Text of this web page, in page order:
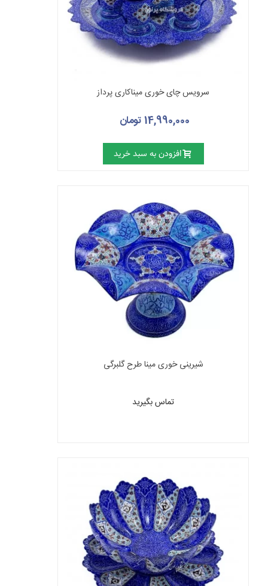
سرویس چای خوری میناکاری پرداز
14,990,000 تومان
افزودن به سبد خرید
شیرینی خوری مینا طرح گلبرگی
تماس بگیرید